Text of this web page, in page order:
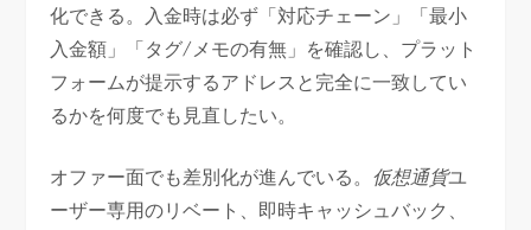
化できる。入金時は必ず「対応チェーン」「最小
入金額」「タグ/メモの有無」を確認し、プラット
フォームが提示するアドレスと完全に一致してい
るかを何度でも見直したい。
オファー面でも差別化が進んでいる。 仮想通貨ユ
ーザー専用のリベート、即時キャッシュバック、